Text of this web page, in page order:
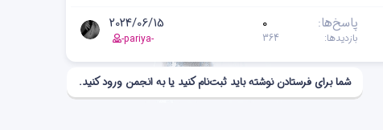
پاسخ‌ها 0
بازدیدها 364
2024/06/15
-pariya-
شما برای فرستادن نوشته باید ثبت‌نام کنید یا به انجمن ورود کنید.